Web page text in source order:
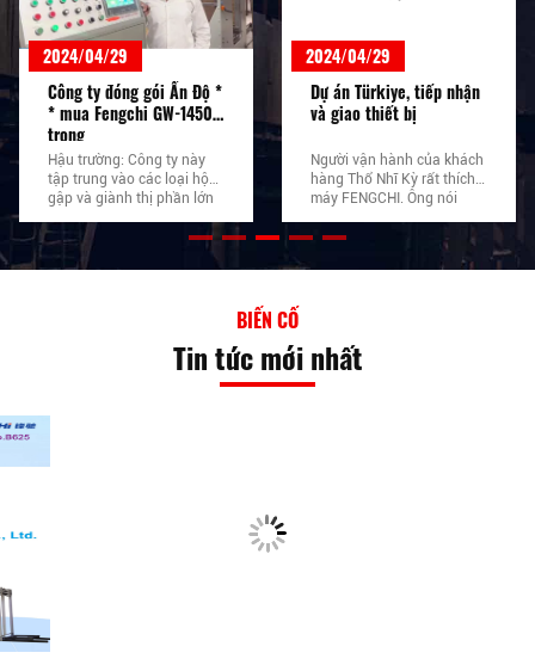
2024/04/29
Công ty đóng gói Ấn Độ *
* mua Fengchi GW-1450L
trong
Hậu trường: Công ty này
tập trung vào các loại hộp
gập và giành thị phần lớn
mua 5 máy sơn sáo
Meiguang 10 năm trước
đây.Capacity của những
phá sản vào năm 2019,
nên họ phải tìm ra các
Quốc.Với 3 tháng giao tiếp
COVID.. Sau 4 ngày máy
kiểm tra một một ((xem
dưới đây hình ảnh hoàn
2024/04/29
Dự án Türkiye, tiếp nhận
và giao thiết bị
Người vận hành của khách
hàng Thổ Nhĩ Kỳ rất thích
máy FENGCHI. Ông nói
các sản phẩm hoàn thành
BIẾN CỐ
Tin tức mới nhất